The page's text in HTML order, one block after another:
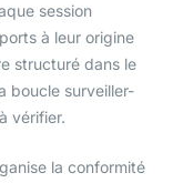
session
à leur origine
structuré dans le
boucle surveiller-
vérifier.
la conformité